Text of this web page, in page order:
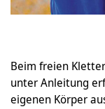
Beim freien
unter Anleitung
eigenen Körper